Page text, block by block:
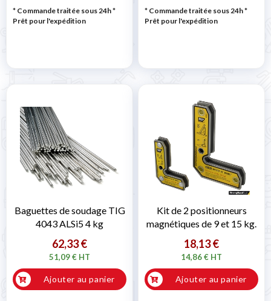
* Commande traitée sous 24h*
Prêt pour l'expédition
* Commande traitée sous 24h*
Prêt pour l'expédition
Baguettes de soudage TIG
4043 ALSi5 4 kg
62,33 €
51,09 € HT
Ajouter au panier
Kit de 2 positionneurs
magnétiques de 9 et 15 kg.
18,13 €
14,86 € HT
Ajouter au panier